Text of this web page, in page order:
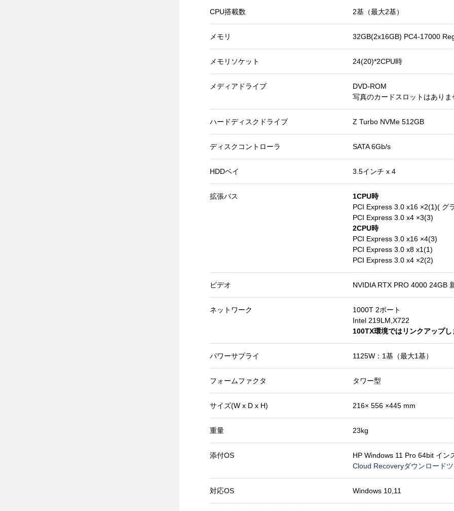
CPU搭載数 2基（最大2基）
メモリ 32GB(2x16GB) PC4-17000
メモリソケット 24(20)*2CPU時
メディアドライブ
DVD-ROM
写真のカードスロットはありま
ハードディスクドライブ Z Turbo NVMe 512GB
ディスクコントローラ SATA 6Gb/s
HDDベイ 3.5インチ x 4
拡張バス
1CPU時
PCI Express 3.0 x16 ×2(1)( グ
PCI Express 3.0 x4 ×3(3)
2CPU時
PCI Express 3.0 x16 ×4(3)
PCI Express 3.0 x8 x1(1)
PCI Express 3.0 x4 ×2(2)
ビデオ NVIDIA RTX PRO 4000 24GB
ネットワーク
1000T 2ポート
Intel 219LM,X722
100TX環境ではリンクアップし
パワーサプライ 1125W：1基（最大1基）
フォームファクタ タワー型
サイズ(W x D x H) 216× 556 ×445 mm
重量 23kg
添付OS
HP Windows 11 Pro 64bit イン
Cloud Recoveryダウンロード
対応OS Windows 10,11